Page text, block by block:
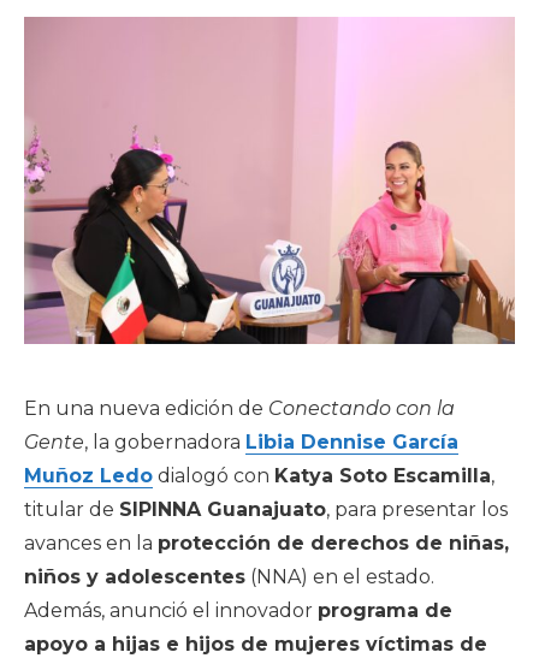
En una nueva edición de Conectando con la
Gente, la gobernadora Libia Dennise García
Muñoz Ledo dialogó con Katya Soto Escamilla,
titular de SIPINNA Guanajuato, para presentar los
avances en la protección de derechos de niñas,
niños y adolescentes (NNA) en el estado.
Además, anunció el innovador programa de
apoyo a hijas e hijos de mujeres víctimas de